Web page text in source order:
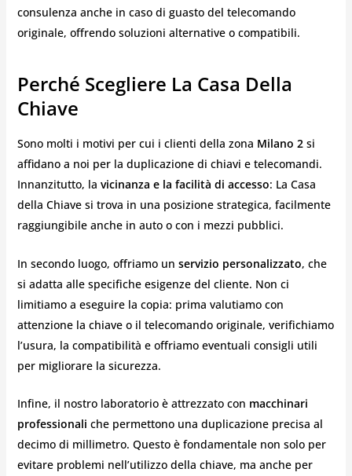
consulenza anche in caso di guasto del telecomando
originale, offrendo soluzioni alternative o compatibili.
Perché Scegliere La Casa Della
Chiave
Sono molti i motivi per cui i clienti della zona Milano 2si
affidano a noi per la duplicazione di chiavi e telecomandi.
Innanzitutto, la vicinanza e la facilità di accesso: La Casa
della Chiave si trova in una posizione strategica, facilmente
raggiungibile anche in auto o con i mezzi pubblici.
In secondo luogo, offriamo un servizio personalizzato, che
si adatta alle specifiche esigenze del cliente. Non ci
limitiamo a eseguire la copia: prima valutiamo con
attenzione la chiave o il telecomando originale, verifichiamo
l’usura, la compatibilità e offriamo eventuali consigli utili
per migliorare la sicurezza.
Infine, il nostro laboratorio è attrezzato con macchinari
professionali che permettono una duplicazione precisa al
decimo di millimetro. Questo è fondamentale non solo per
evitare problemi nell’utilizzo della chiave, ma anche per